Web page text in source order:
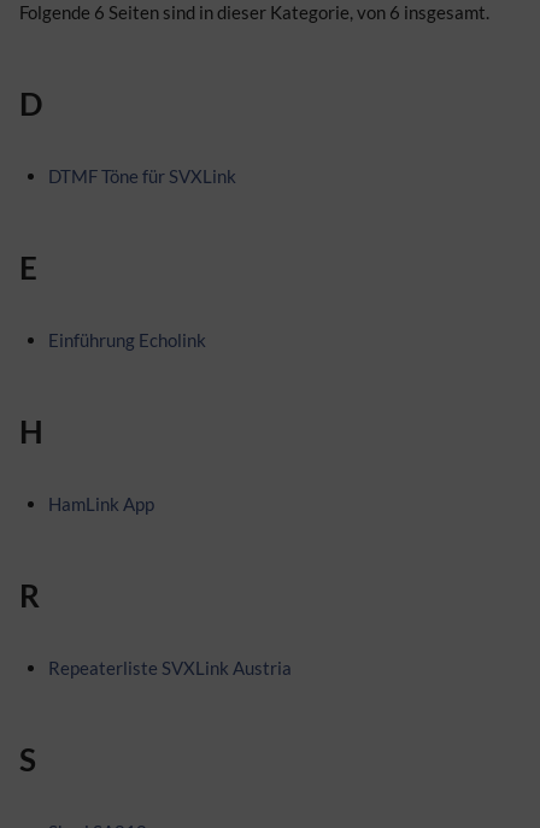
Folgende 6 Seiten sind in dieser Kategorie, von 6 insgesamt.
D
DTMF Töne für SVXLink
E
Einführung Echolink
H
HamLink App
R
Repeaterliste SVXLink Austria
S